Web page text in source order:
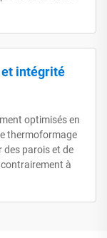
intégrité
optimisés en
thermoformage
des parois et de
à